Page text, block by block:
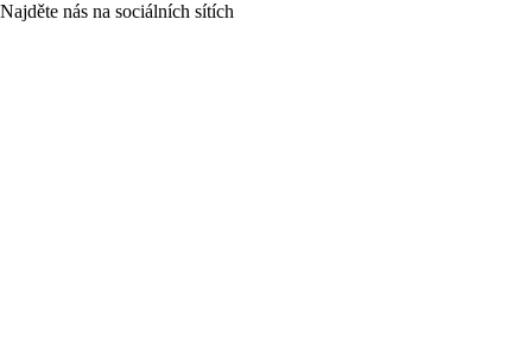
Najděte nás na sociálních sítích